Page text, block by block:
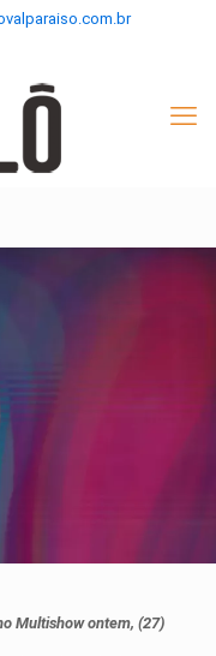
Multishow ontem, (27)